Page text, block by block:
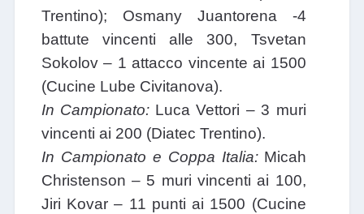
Trentino); Osmany Juantorena -4
battute vincenti alle 300, Tsvetan
Sokolov – 1 attacco vincente ai 1500
(Cucine Lube Civitanova).
In Campionato: Luca Vettori – 3 muri
vincenti ai 200 (Diatec Trentino).
In Campionato e Coppa Italia: Micah
Christenson – 5 muri vincenti ai 100,
Jiri Kovar – 11 punti ai 1500 (Cucine